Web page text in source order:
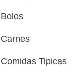
Bolos
Carnes
Comidas Tipicas